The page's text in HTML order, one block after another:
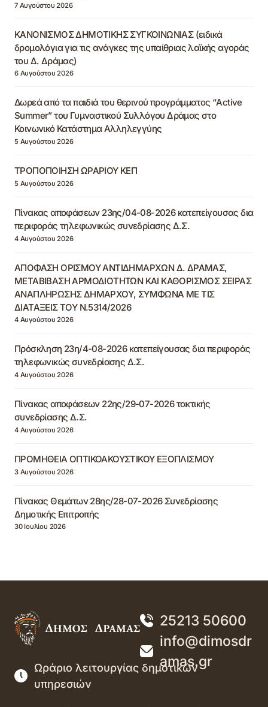
7 Αυγούστου 2026
ΚΑΝΟΝΙΣΜΟΣ ΔΗΜΟΤΙΚΗΣ ΣΥΓΚΟΙΝΩΝΙΑΣ (ειδικά
δρομολόγια για τις ανάγκες της υπαίθριας λαϊκής αγοράς
του Δ. Δράμας)
6 Αυγούστου 2026
Δωρεά από τα παιδιά του θερινού προγράμματος “Active
Summer” του Γυμναστικού Συλλόγου Δράμας στο
Κοινωνικό Κατάστημα Αλληλεγγύης
5 Αυγούστου 2026
ΤΡΟΠΟΠΟΙΗΣΗ ΩΡΑΡΙΟΥ ΚΕΠ
5 Αυγούστου 2026
Πίνακας αποφάσεων 23ης/04-08-2026 κατεπείγουσας δια
περιφοράς τηλεφωνικώς συνεδρίασης Δ.Σ.
4 Αυγούστου 2026
ΑΠΟΦΑΣΗ ΟΡΙΣΜΟΥ ΑΝΤΙΔΗΜΑΡΧΩΝ Δ. ΔΡΑΜΑΣ,
ΜΕΤΑΒΙΒΑΣΗ ΑΡΜΟΔΙΟΤΗΤΩΝ ΚΑΙ ΚΑΘΟΡΙΣΜΟΣ ΣΕΙΡΑΣ
ΑΝΑΠΛΗΡΩΣΗΣ ΔΗΜΑΡΧΟΥ, ΣΥΜΦΩΝΑ ΜΕ ΤΙΣ
ΔΙΑΤΑΞΕΙΣ ΤΟΥ Ν.5314/2026
4 Αυγούστου 2026
Πρόσκληση 23η/4-08-2026 κατεπείγουσας δια περιφοράς
τηλεφωνικώς συνεδρίασης Δ.Σ.
4 Αυγούστου 2026
Πίνακας αποφάσεων 22ης/29-07-2026 τακτικής
συνεδρίασης Δ.Σ.
4 Αυγούστου 2026
ΠΡΟΜΗΘΕΙΑ ΟΠΤΙΚΟΑΚΟΥΣΤΙΚΟΥ ΕΞΟΠΛΙΣΜΟΥ
3 Αυγούστου 2026
Πίνακας Θεμάτων 28ης/28-07-2026 Συνεδρίασης
Δημοτικής Επιτροπής
30 Ιουλίου 2026
25213 50600
info@dimosdr
amas.gr
Ωράριο λειτουργίας δημοτικών
υπηρεσιών